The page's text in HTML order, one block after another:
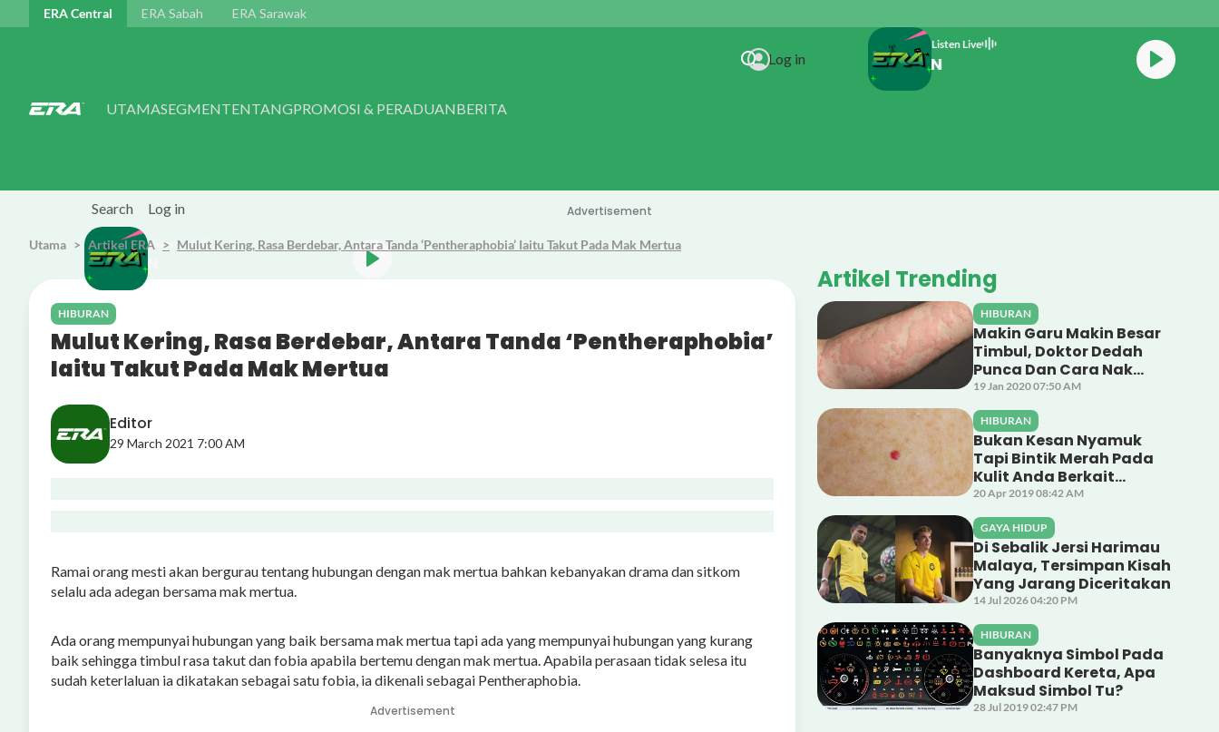
Skip to main content
ERA Central ERA Sabah ERA Sarawak
UTAMASEGMENTENTANGPROMOSI & PERADUANBERITA
Search Log in
Listen Live
ERATHON
Log in
Listen Live
ERATHON
Advertisement
Utama Artikel ERA Mulut Kering, Rasa Berdebar, Antara Tanda ‘Pentheraphobia’ Iaitu Takut Pada Mak Mertua
HIBURAN
Mulut Kering, Rasa Berdebar, Antara Tanda ‘Pentheraphobia’
Iaitu Takut Pada Mak Mertua
Editor
29 March 2021 7:00 AM
Ramai orang mesti akan bergurau tentang hubungan dengan mak mertua bahkan kebanyakan drama dan sitkom
selalu ada adegan bersama mak mertua.
Ada orang mempunyai hubungan yang baik bersama mak mertua tapi ada yang mempunyai hubungan yang kurang
baik sehingga timbul rasa takut dan fobia apabila bertemu dengan mak mertua. Apabila perasaan tidak selesa itu
sudah keterlaluan ia dikatakan sebagai satu fobia, ia dikenali sebagai Pentheraphobia.
Advertisement
Artikel Trending
HIBURAN
Makin Garu Makin Besar
Timbul, Doktor Dedah
Punca Dan Cara Nak
Rawat Gegata
19 Jan 2020 07:50 AM
HIBURAN
Bukan Kesan Nyamuk
Tapi Bintik Merah Pada
Kulit Anda Berkait
Dengan Salur Darah
20 Apr 2019 08:42 AM
GAYA HIDUP
Di Sebalik Jersi Harimau
Malaya, Tersimpan Kisah
Yang Jarang Diceritakan
14 Jul 2026 04:20 PM
HIBURAN
Banyaknya Simbol Pada
Dashboard Kereta, Apa
Maksud Simbol Tu?
28 Jul 2019 02:47 PM